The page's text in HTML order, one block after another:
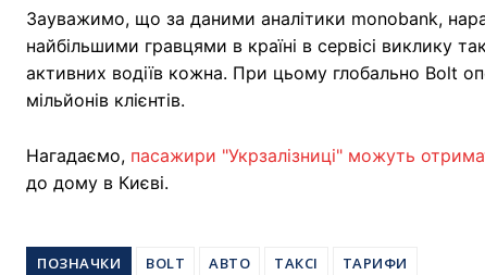
Зауважимо, що за даними аналітики monobank,
найбільшими гравцями в країні в сервісі виклику
активних водіїв кожна. При цьому глобально Bolt
мільйонів клієнтів.
Нагадаємо, пасажири "Укрзалізниці" можуть
до дому в Києві.
ПОЗНАЧКИ BOLT АВТО ТАКСІ ТАРИФИ